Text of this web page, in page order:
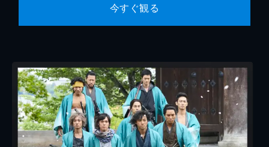
今すぐ観る